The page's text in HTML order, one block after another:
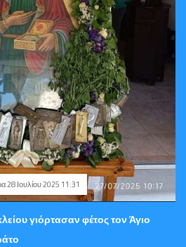
28 Ιουλίου 2025 11:31
γιόρτασαν φέτος τον Άγιο